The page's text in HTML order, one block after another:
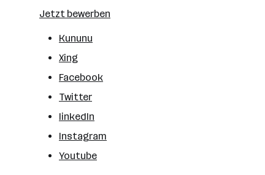
Jetzt bewerben
Kununu
Xing
Facebook
Twitter
linkedIn
Instagram
Youtube